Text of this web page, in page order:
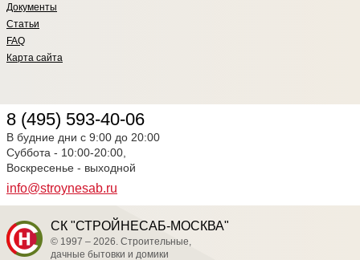
Документы
Статьи
FAQ
Карта сайта
8 (495) 593-40-06
В будние дни с 9:00 до 20:00
Суббота - 10:00-20:00,
Воскресенье - выходной
info@stroynesab.ru
СК "СТРОЙНЕСАБ-МОСКВА"
© 1997 – 2026. Строительные,
дачные бытовки и домики